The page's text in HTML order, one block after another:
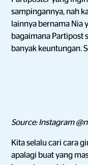
sampingannya, nah
lainnya bernama Nia
bagaimana Partipost
banyak keuntungan.
Source: Instagram
Kita selalu cari cara
apalagi buat yang